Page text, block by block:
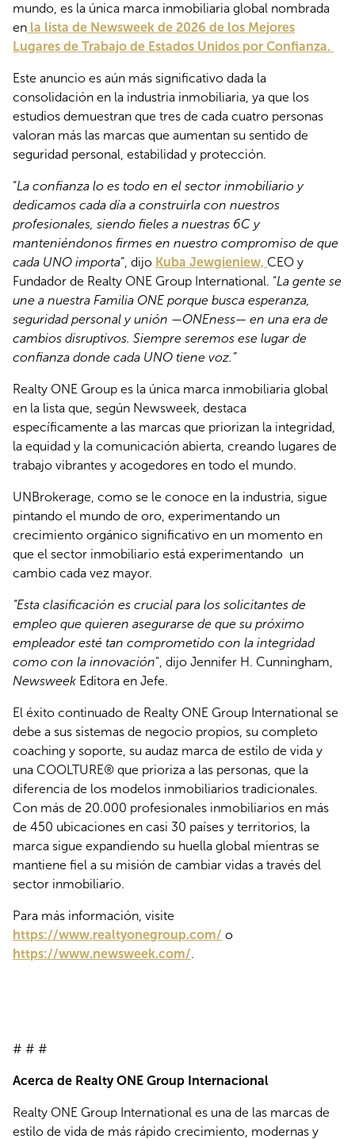
mundo, es la única marca inmobiliaria global nombrada
en la lista de Newsweek de 2026 de los Mejores
Lugares de Trabajo de Estados Unidos por Confianza.
Este anuncio es aún más significativo dada la
consolidación en la industria inmobiliaria, ya que los
estudios demuestran que tres de cada cuatro personas
valoran más las marcas que aumentan su sentido de
seguridad personal, estabilidad y protección.
“La confianza lo es todo en el sector inmobiliario y
dedicamos cada día a construirla con nuestros
profesionales, siendo fieles a nuestras 6C y
manteniéndonos firmes en nuestro compromiso de que
cada UNO importa”, dijo Kuba Jewgieniew, CEO y
Fundador de Realty ONE Group International. “La gente se
une a nuestra Familia ONE porque busca esperanza,
seguridad personal y unión —ONEness— en una era de
cambios disruptivos. Siempre seremos ese lugar de
confianza donde cada UNO tiene voz.”
Realty ONE Group es la única marca inmobiliaria global
en la lista que, según Newsweek, destaca
específicamente a las marcas que priorizan la integridad,
la equidad y la comunicación abierta, creando lugares de
trabajo vibrantes y acogedores en todo el mundo.
UNBrokerage, como se le conoce en la industria, sigue
pintando el mundo de oro, experimentando un
crecimiento orgánico significativo en un momento en
que el sector inmobiliario está experimentando un
cambio cada vez mayor.
“Esta clasificación es crucial para los solicitantes de
empleo que quieren asegurarse de que su próximo
empleador esté tan comprometido con la integridad
como con la innovación", dijo Jennifer H. Cunningham,
Newsweek Editora en Jefe.
El éxito continuado de Realty ONE Group International se
debe a sus sistemas de negocio propios, su completo
coaching y soporte, su audaz marca de estilo de vida y
una COOLTURE® que prioriza a las personas, que la
diferencia de los modelos inmobiliarios tradicionales.
Con más de 20.000 profesionales inmobiliarios en más
de 450 ubicaciones en casi 30 países y territorios, la
marca sigue expandiendo su huella global mientras se
mantiene fiel a su misión de cambiar vidas a través del
sector inmobiliario.
Para más información, visite
https://www.realtyonegroup.com/ o
https://www.newsweek.com/.
# # #
Acerca de Realty ONE Group Internacional
Realty ONE Group International es una de las marcas de
estilo de vida de más rápido crecimiento, modernas y